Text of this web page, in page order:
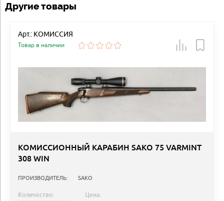
Другие товары
Арт.: КОМИССИЯ
Товар в наличии
КОМИССИОННЫЙ КАРАБИН SAKO 75 VARMINT
308 WIN
ПРОИЗВОДИТЕЛЬ: SAKO
Количество: Цена: